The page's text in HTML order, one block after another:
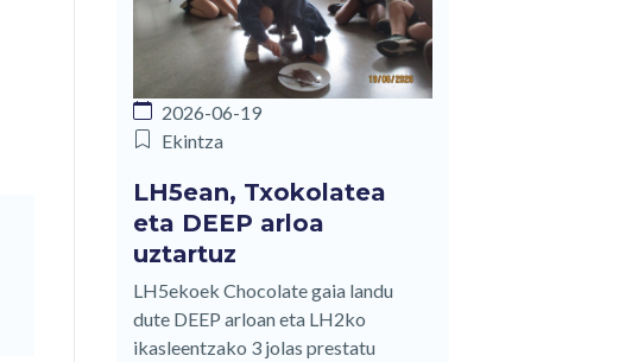
2026-06-19
Ekintza
LH5ean, Txokolatea
eta DEEP arloa
uztartuz
LH5ekoek Chocolate gaia landu
dute DEEP arloan eta LH2ko
ikasleentzako 3 jolas prestatu